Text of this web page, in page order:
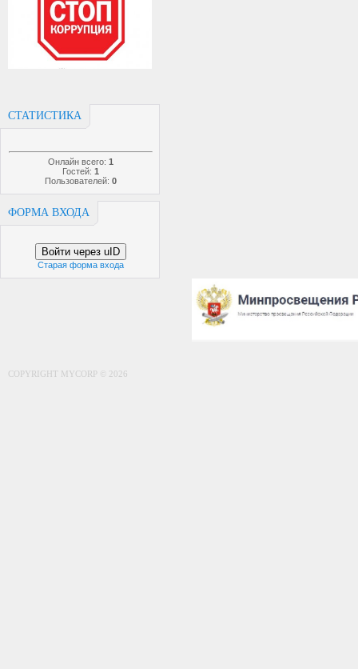
СТАТИСТИКА
Онлайн всего: 1
Гостей: 1
Пользователей: 0
ФОРМА ВХОДА
Войти через uID
Старая форма входа
COPYRIGHT MYCORP © 2026